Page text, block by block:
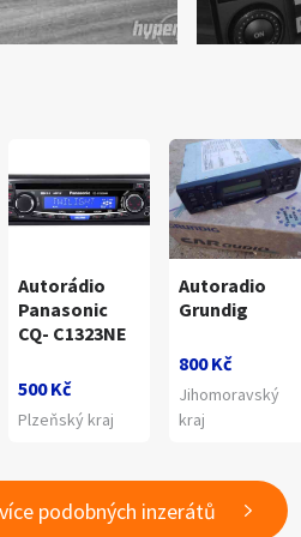
Autorádio
Panasonic
CQ- C1323NE
500 Kč
Plzeňský kraj
Autoradio
Grundig
800 Kč
Jihomoravský
kraj
podobných inzerátů